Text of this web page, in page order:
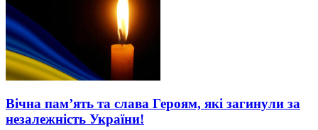
Вічна пам’ять та слава Героям, які загинули за
незалежність України!